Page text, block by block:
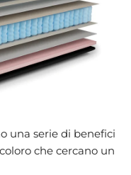
una serie di benefici
che cercano un